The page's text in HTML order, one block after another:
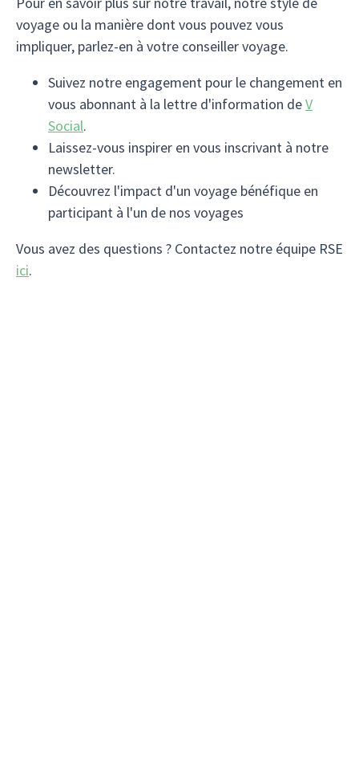
voyage ou la manière dont vous pouvez vous
impliquer, parlez-en à votre conseiller voyage.
Suivez notre engagement pour le changement en
vous abonnant à la lettre d'information deV
Social.
Laissez-vous inspirer en vous inscrivant à notre
newsletter.
Découvrez l'impact d'un voyage bénéfique en
participant à l'un de nos voyages
Vous avez des questions ? Contactez notre équipe RSE
ici.